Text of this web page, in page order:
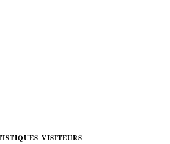
VISITEURS